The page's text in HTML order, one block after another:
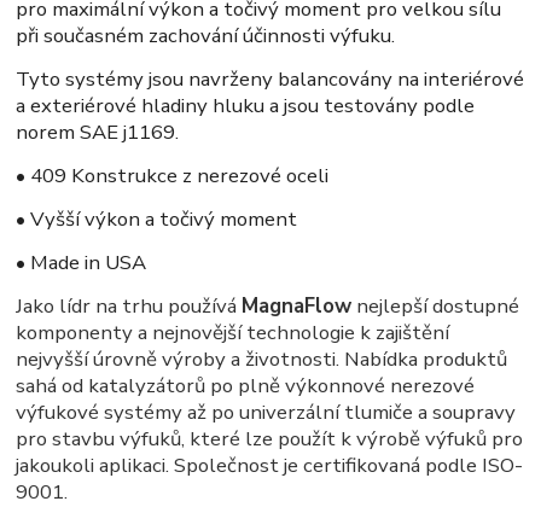
pro maximální výkon a točivý moment pro velkou sílu
při současném zachování účinnosti výfuku.
Tyto systémy jsou navrženy balancovány na interiérové
a exteriérové hladiny hluku a jsou testovány podle
norem SAE j1169.
• 409 Konstrukce z nerezové oceli
• Vyšší výkon a točivý moment
• Made in USA
Jako lídr na trhu používá MagnaFlow nejlepší dostupné
komponenty a nejnovější technologie k zajištění
nejvyšší úrovně výroby a životnosti. Nabídka produktů
sahá od katalyzátorů po plně výkonnové nerezové
výfukové systémy až po univerzální tlumiče a soupravy
pro stavbu výfuků, které lze použít k výrobě výfuků pro
jakoukoli aplikaci. Společnost je certifikovaná podle ISO-
9001.